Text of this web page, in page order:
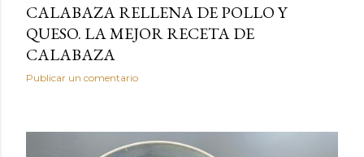
CALABAZA RELLENA DE POLLO Y
QUESO. LA MEJOR RECETA DE
CALABAZA
Publicar un comentario